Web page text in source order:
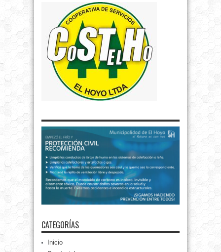
CATEGORÍAS
Inicio